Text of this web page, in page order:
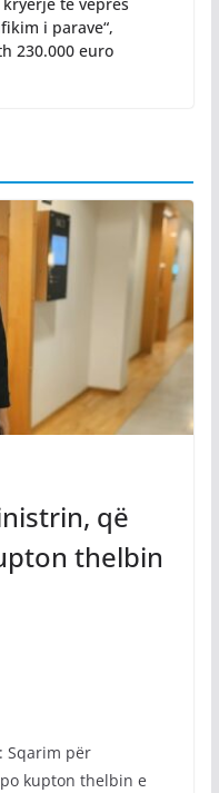
i parave“,
230.000 euro
që
thelbin
Sqarim për
kupton thelbin e